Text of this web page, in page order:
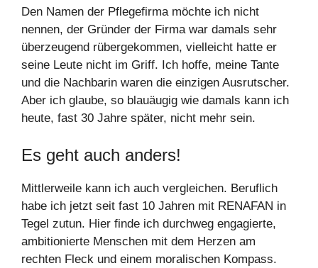
Den Namen der Pflegefirma möchte ich nicht
nennen, der Gründer der Firma war damals sehr
überzeugend rübergekommen, vielleicht hatte er
seine Leute nicht im Griff. Ich hoffe, meine Tante
und die Nachbarin waren die einzigen Ausrutscher.
Aber ich glaube, so blauäugig wie damals kann ich
heute, fast 30 Jahre später, nicht mehr sein.
Es geht auch anders!
Mittlerweile kann ich auch vergleichen. Beruflich
habe ich jetzt seit fast 10 Jahren mit RENAFAN in
Tegel zutun. Hier finde ich durchweg engagierte,
ambitionierte Menschen mit dem Herzen am
rechten Fleck und einem moralischen Kompass.